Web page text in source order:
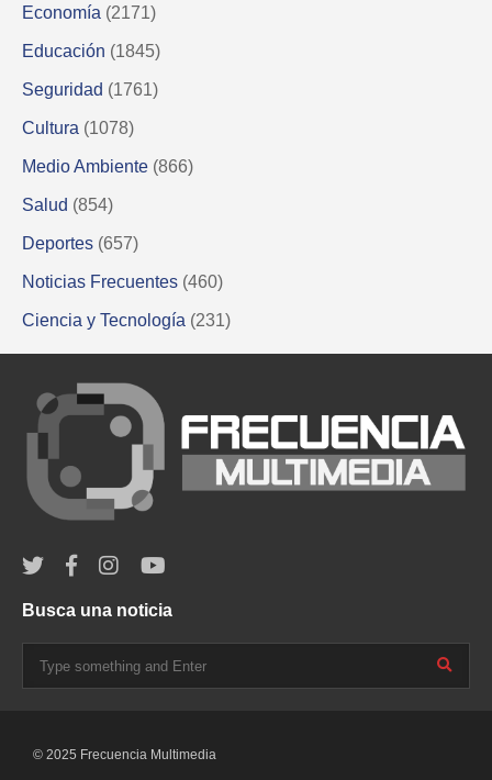
Economía (2171)
Educación (1845)
Seguridad (1761)
Cultura (1078)
Medio Ambiente (866)
Salud (854)
Deportes (657)
Noticias Frecuentes (460)
Ciencia y Tecnología (231)
Busca una noticia
© 2025 Frecuencia Multimedia